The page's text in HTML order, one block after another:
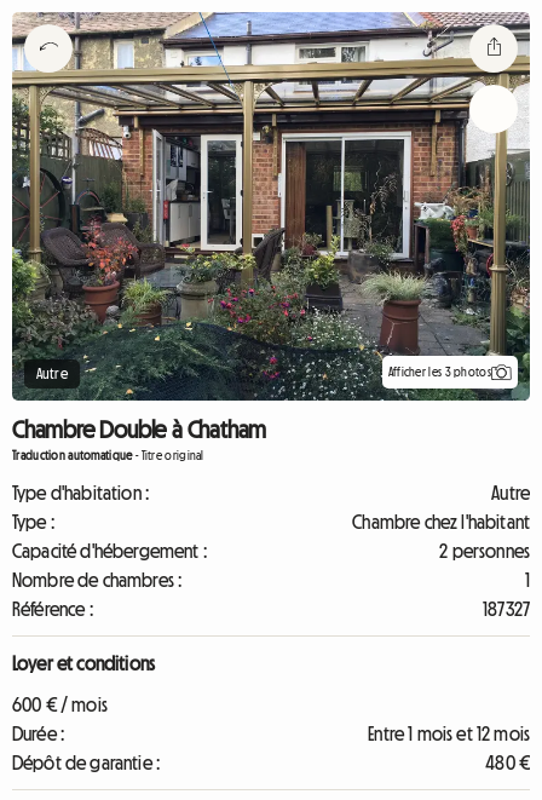
Autre Afficher les 3 photos
Chambre Double à Chatham
Traduction automatique-Titre original
Type d'habitation :
Autre
Type :
Chambre chez l'habitant
Capacité d'hébergement :
2 personnes
Nombre de chambres :
1
Référence :
187327
Loyer et conditions
600 € / mois
Durée :
Entre 1 mois et 12 mois
Dépôt de garantie :
480 €